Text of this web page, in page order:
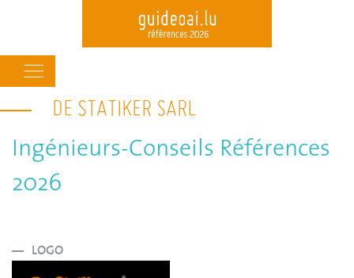
Skip
to
main
content
navigation
DE STATIKER SARL
Ingénieurs-Conseils Références
2026
LOGO